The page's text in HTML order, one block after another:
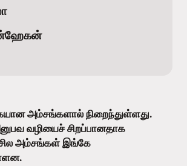
அம்சங்களால் நிறைந்துள்ளது.
வழியைச் சிறப்பானதாக
அம்சங்கள் இங்கே